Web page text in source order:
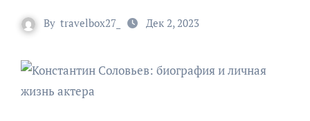
By travelbox27_ Дек 2, 2023